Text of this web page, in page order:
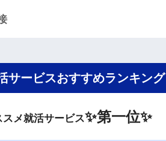
サービスおすすめランキング
スメ就活サービス✨第一位✨